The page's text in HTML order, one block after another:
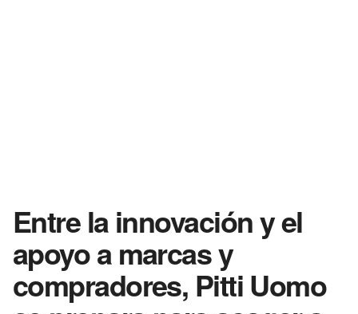
Entre la innovación y el
apoyo a marcas y
compradores, Pitti Uomo